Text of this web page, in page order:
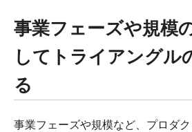
事業フェーズや規模
してトライアングル
る
事業フェーズや規模など、プロダ